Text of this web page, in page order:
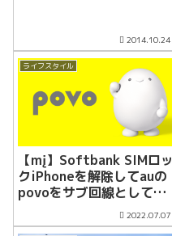
2014.10.24
ライフスタイル
【mį】Softbank SIMロッ
クiPhoneを解除してauの
povoをサブ回線として契
2022.07.07